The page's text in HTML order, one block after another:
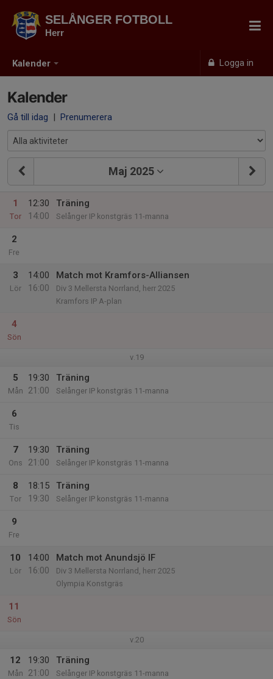
Kalender Logga in
SELÅNGER FOTBOLL
Herr
Kalender
Gå till idag | Prenumerera
Maj 2025
1
Tor
12:30
14:00
Träning
Selånger IP konstgräs 11-manna
2
Fre
3
Lör
14:00
16:00
Match mot Kramfors-Alliansen
Div 3 Mellersta Norrland, herr 2025
Kramfors IP A-plan
4
Sön
v.19
5
Mån
19:30
21:00
Träning
Selånger IP konstgräs 11-manna
6
Tis
7
Ons
19:30
21:00
Träning
Selånger IP konstgräs 11-manna
8
Tor
18:15
19:30
Träning
Selånger IP konstgräs 11-manna
9
Fre
10
Lör
14:00
16:00
Match mot Anundsjö IF
Div 3 Mellersta Norrland, herr 2025
Olympia Konstgräs
11
Sön
v.20
12
Mån
19:30
21:00
Träning
Selånger IP konstgräs 11-manna